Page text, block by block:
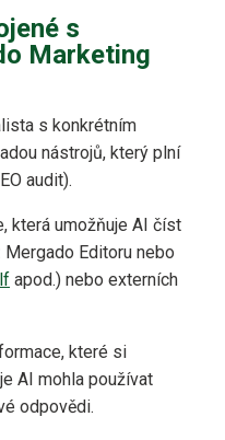
s
Marketing
s konkrétním
nástrojů, který plní
audit).
která umožňuje AI číst
Editoru nebo
apod.) nebo externích
které si
AI mohla používat
odpovědi.